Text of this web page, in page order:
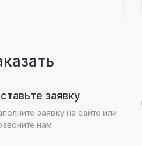
заявку
заявку на сайте или
нам